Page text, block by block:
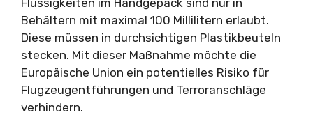
Behältern mit maximal 100 Millilitern erlaubt.
Diese müssen in durchsichtigen Plastikbeuteln
stecken. Mit dieser Maßnahme möchte die
Europäische Union ein potentielles Risiko für
Flugzeugentführungen und Terroranschläge
verhindern.